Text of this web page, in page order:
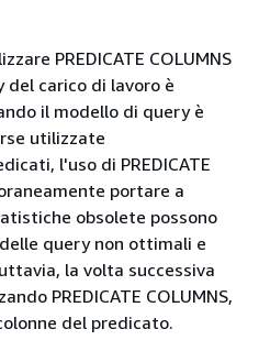
PREDICATE COLUMNS
carico di lavoro è
il modello di query è
utilizzate
l'uso di PREDICATE
portare a
obsolete possono
query non ottimali e
la volta successiva
PREDICATE COLUMNS,
del predicato.